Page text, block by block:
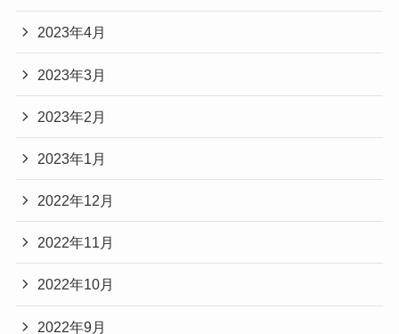
2023年4月
2023年3月
2023年2月
2023年1月
2022年12月
2022年11月
2022年10月
2022年9月